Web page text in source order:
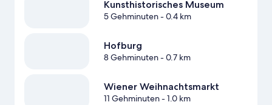
Kunsthistorisches Museum
5 Gehminuten- 0.4 km
Hofburg
8 Gehminuten- 0.7 km
Wiener Weihnachtsmarkt
11 Gehminuten- 1.0 km